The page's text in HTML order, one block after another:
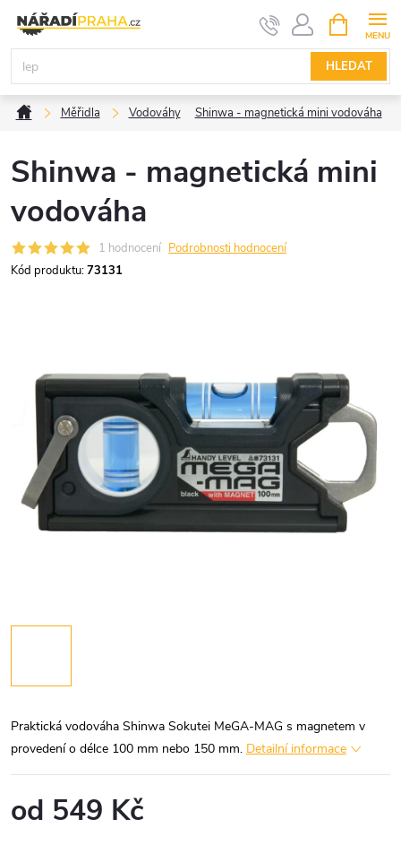
obsah
HLEDAT
NÁKUPNÍ
KOŠÍK
DomůMěřidla Vodováhy Shinwa - magnetická mini vodováha
Shinwa - magnetická mini
vodováha
1 hodnocení Podrobnosti hodnocení
Kód produktu:73131
Praktická vodováha Shinwa Sokutei MeGA-MAG s magnetem v
provedení o délce 100 mm nebo 150 mm. Detailní informace
od 549 Kč